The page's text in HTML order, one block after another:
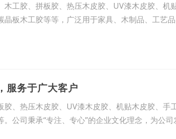
木工胶、拼板胶、热压木皮胶、UV漆木皮胶、机
板木工胶等等，广泛用于家具、木制品、工艺
服务于广大客户
、热压木皮胶、UV漆木皮胶、机贴木皮胶、手
公司秉承“专注、专心”的企业文化理念，为公